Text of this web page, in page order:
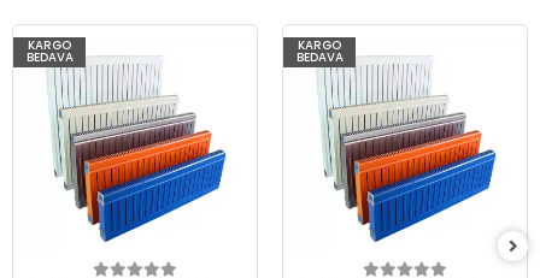
KARGO
BEDAVA
KARGO
BEDAVA